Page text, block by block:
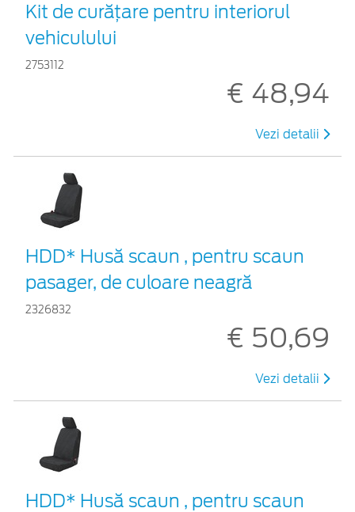
Kit de curățare pentru interiorul
vehiculului
2753112
€ 48,94
Vezi detalii
HDD* Husă scaun , pentru scaun
pasager, de culoare neagră
2326832
€ 50,69
Vezi detalii
HDD* Husă scaun , pentru scaun